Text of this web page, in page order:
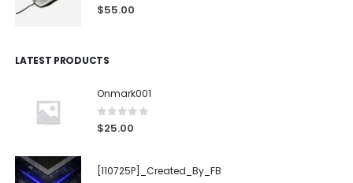
4.00out of 5
$55.00
LATEST PRODUCTS
Onmark001
0out of 5
$25.00
[110725P]_Created_By_FB